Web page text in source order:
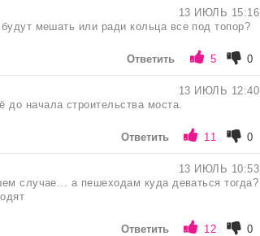
13 ИЮЛЬ 15:16
мешать или ради кольца все под топор?
Ответить 5 0
13 ИЮЛЬ 12:40
начала строительства моста.
Ответить 11 0
13 ИЮЛЬ 10:53
случае... а пешеходам куда деваться тогда?
Ответить 12 0